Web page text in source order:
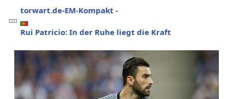
torwart.de-EM-Kompakt -
Rui Patricio: In der Ruhe liegt die Kraft